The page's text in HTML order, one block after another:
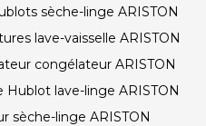
sèche-linge ARISTON
lave-vaisselle ARISTON
congélateur ARISTON
lave-linge ARISTON
sèche-linge ARISTON